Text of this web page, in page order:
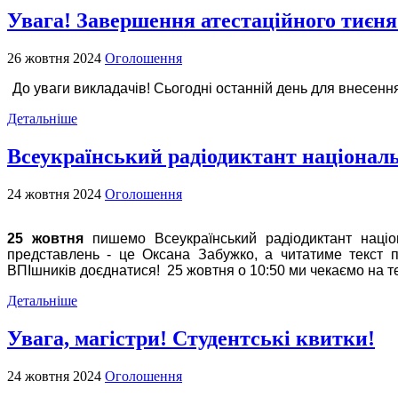
Увага! Завершення атестаційного
26 жовтня 2024 Оголошення
До уваги викладачів! Сьогодні останній день для
Детальніше
Всеукраїнський радіодиктант
24 жовтня 2024 Оголошення
25 жовтня пишемо Всеукраїнський радіодиктант
представлень - це Оксана Забужко, а читатиме
ВПІшників доєднатися! 25 жовтня о 10:50 ми чекаємо на
Детальніше
Увага, магістри! Студентські квитки!
24 жовтня 2024 Оголошення